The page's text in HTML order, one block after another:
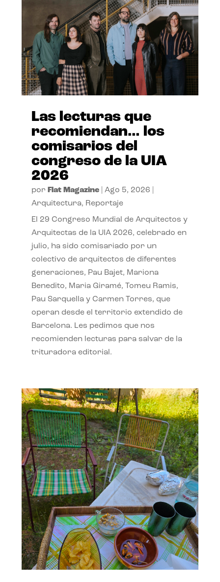
Las lecturas que
recomiendan… los
comisarios del
congreso de la UIA
2026
por Flat Magazine| Ago 5, 2026
Arquitectura, Reportaje
El 29 Congreso Mundial de Arquitectos y
Arquitectas de la UIA 2026, celebrado en
julio, ha sido comisariado por un
colectivo de arquitectos de diferentes
generaciones, Pau Bajet, Mariona
Benedito, Maria Giramé, Tomeu Ramis,
Pau Sarquella y Carmen Torres, que
operan desde el territorio extendido de
Barcelona. Les pedimos que nos
recomienden lecturas para salvar de la
trituradora editorial.